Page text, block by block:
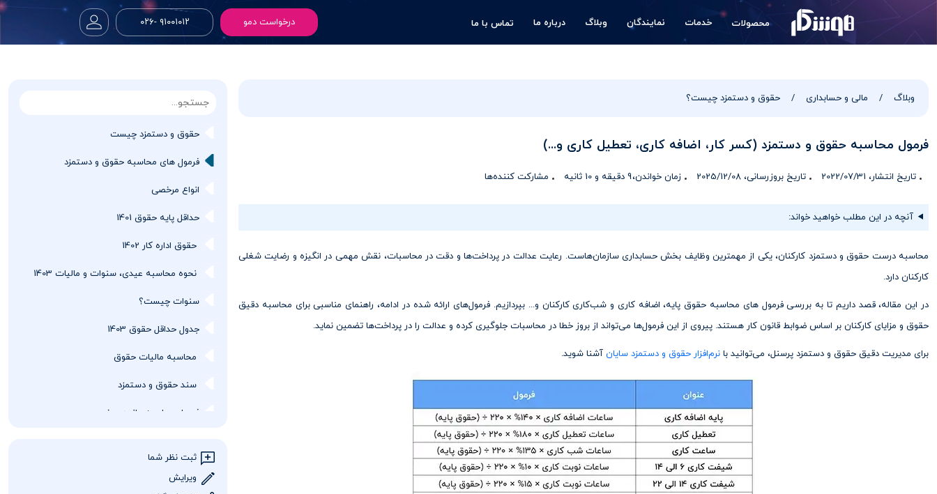
محصولات خدمات نمایندگان وبلاگ درباره ما تماس با ما درخواست دمو ۹۱۰۰۱۰۱۲ -۰۲۶
وبلاگ مالی و حسابداری حقوق و دستمزد چیست؟
فرمول محاسبه حقوق و دستمزد (کسر کار، اضافه کاری، تعطیل کاری و...)
تاریخ انتشار، 2022/07/31 تاریخ بروزرسانی، 2025/12/08 زمان خواندن،9 دقیقه و 10 ثانیه مشارکت کننده‌ها
آنچه در این مطلب خواهید خواند:
محاسبه درست حقوق و دستمزد کارکنان، یکی از مهمترین وظایف بخش حسابداری سازمان‌هاست. رعایت عدالت در پرداخت‌ها و دقت در محاسبات، نقش مهمی در انگیزه و رضایت شغلی
کارکنان دارد.
در این مقاله، قصد داریم تا به بررسی فرمول های محاسبه حقوق پایه، اضافه کاری و شب‌کاری کارکنان و... بپردازیم. فرمول‌های ارائه شده در ادامه، راهنمای مناسبی برای محاسبه دقیق
حقوق و مزایای کارکنان بر اساس ضوابط قانون کار هستند. پیروی از این فرمول‌ها می‌تواند از بروز خطا در محاسبات جلوگیری کرده و عدالت را در پرداخت‌ها تضمین نماید.
برای مدیریت دقیق حقوق و دستمزد پرسنل، می‌توانید با نرم‌افزار حقوق و دستمزد سایان آشنا شوید.
حقوق و دستمزد چیست
فرمول های محاسبه حقوق و دستمزد
انواع مرخصی
حداقل پایه حقوق 1401
حقوق اداره کار 1402
نحوه محاسبه عیدی، سنوات و مالیات 1403
سنوات چیست؟
جدول حداقل حقوق 1403
محاسبه مالیات حقوق
سند حقوق و دستمزد
فرمول محاسبه مانده مرخصی
ثبت نظر شما
ویرایش